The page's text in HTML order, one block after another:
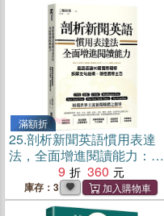
滿額折
25.剖析新聞英語慣用表達
法，全面增進閱讀能力：嚴
選超過80篇實際報導，拆解
文句結構、領悟篇章主旨
9 360
庫存：3